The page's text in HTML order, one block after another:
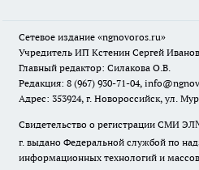
Сетевое издание «ngnovoros.ru»
Учредитель ИП Кстенин Сергей
Главный редактор: Силакова О.В.
Редакция: 8 (967) 930-71-04,
Адрес: 353924, г. Новороссийск, ул.
Свидетельство о регистрации СМИ
г. выдано Федеральной службой по
информационных технологий и